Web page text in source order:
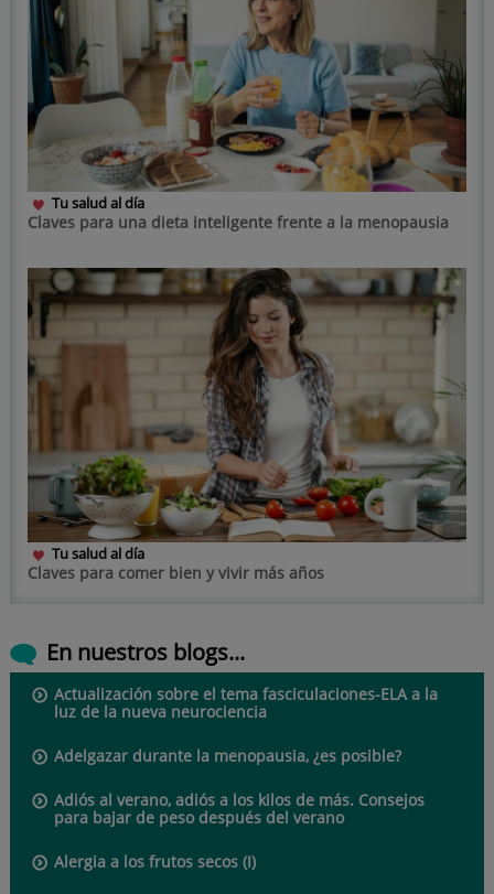
Tu salud al día
Claves para una dieta inteligente frente a la menopausia
Tu salud al día
Claves para comer bien y vivir más años
En nuestros blogs...
Actualización sobre el tema fasciculaciones-ELA a la
luz de la nueva neurociencia
Adelgazar durante la menopausia, ¿es posible?
Adiós al verano, adiós a los kilos de más. Consejos
para bajar de peso después del verano
Alergia a los frutos secos (I)